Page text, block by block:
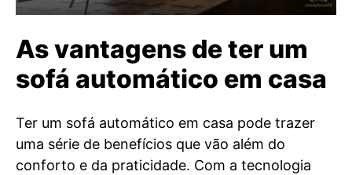
As vantagens de ter um
sofá automático em casa
Ter um sofá automático em casa pode trazer
uma série de benefícios que vão além do
conforto e da praticidade. Com a tecnologia